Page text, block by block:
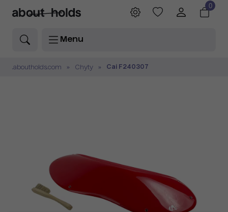
Menu
0
.aboutholds.com Chyty Cai F240307